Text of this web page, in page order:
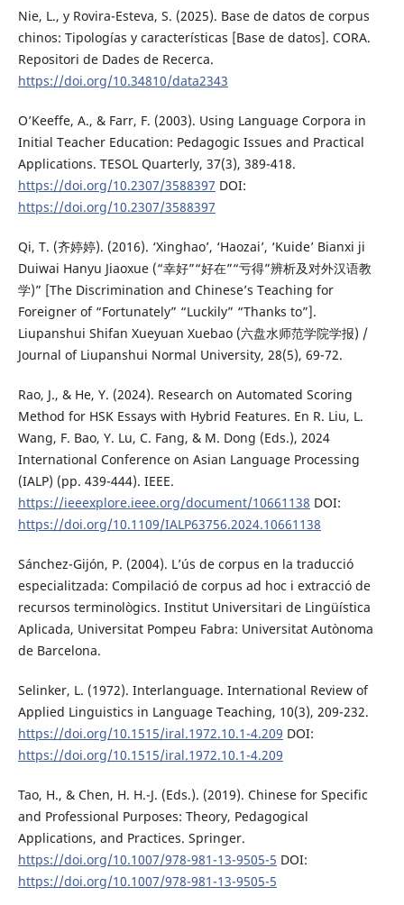
Nie, L., y Rovira-Esteva, S. (2025). Base de datos de corpus
chinos: Tipologías y características [Base de datos]. CORA.
Repositori de Dades de Recerca.
https://doi.org/10.34810/data2343
O’Keeffe, A., & Farr, F. (2003). Using Language Corpora in
Initial Teacher Education: Pedagogic Issues and Practical
Applications. TESOL Quarterly, 37(3), 389-418.
https://doi.org/10.2307/3588397 DOI:
https://doi.org/10.2307/3588397
Qi, T. (齐婷婷). (2016). ‘Xinghao’, ‘Haozai’, ‘Kuide’ Bianxi ji
Duiwai Hanyu Jiaoxue (“幸好”“好在”“亏得”辨析及对外汉语教
学)” [The Discrimination and Chinese’s Teaching for
Foreigner of “Fortunately” “Luckily” “Thanks to”].
Liupanshui Shifan Xueyuan Xuebao (六盘水师范学院学报) /
Journal of Liupanshui Normal University, 28(5), 69-72.
Rao, J., & He, Y. (2024). Research on Automated Scoring
Method for HSK Essays with Hybrid Features. En R. Liu, L.
Wang, F. Bao, Y. Lu, C. Fang, & M. Dong (Eds.), 2024
International Conference on Asian Language Processing
(IALP) (pp. 439-444). IEEE.
https://ieeexplore.ieee.org/document/10661138 DOI:
https://doi.org/10.1109/IALP63756.2024.10661138
Sánchez-Gijón, P. (2004). L’ús de corpus en la traducció
especialitzada: Compilació de corpus ad hoc i extracció de
recursos terminològics. Institut Universitari de Lingüística
Aplicada, Universitat Pompeu Fabra: Universitat Autònoma
de Barcelona.
Selinker, L. (1972). Interlanguage. International Review of
Applied Linguistics in Language Teaching, 10(3), 209-232.
https://doi.org/10.1515/iral.1972.10.1-4.209 DOI:
https://doi.org/10.1515/iral.1972.10.1-4.209
Tao, H., & Chen, H. H.-J. (Eds.). (2019). Chinese for Specific
and Professional Purposes: Theory, Pedagogical
Applications, and Practices. Springer.
https://doi.org/10.1007/978-981-13-9505-5 DOI:
https://doi.org/10.1007/978-981-13-9505-5